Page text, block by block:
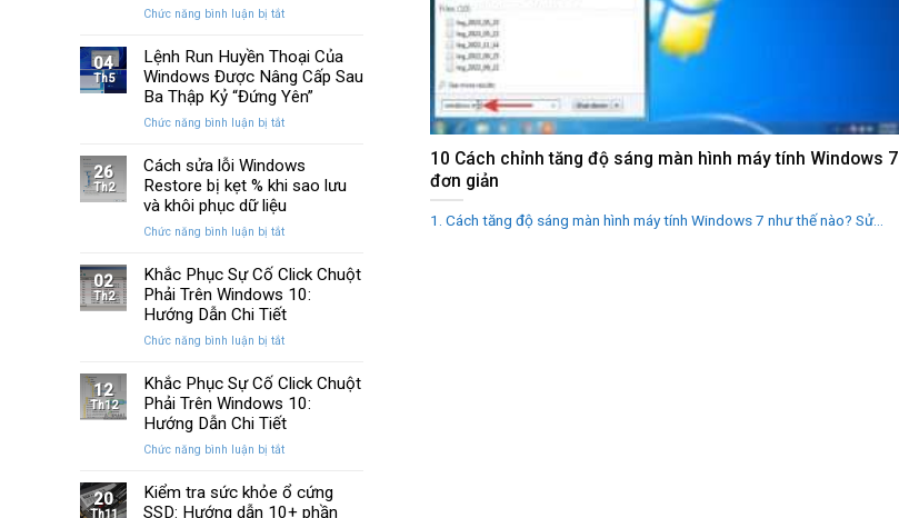
Chức năng bình luận bị tắtở
dẫn
cập
nhật
card
họa
trên
Windows
và
04
Th5
Lệnh Run Huyền Thoại Của
Windows Được Nâng Cấp Sau
Ba Thập Kỷ “Đứng Yên”
Chức năng bình luận bị tắtở
Run
Huyền
Windows
Nâng
Cấp
Sau
Thập
“Đứng
Yên”
26
Th2
Cách sửa lỗi Windows
Restore bị kẹt % khi sao lưu
và khôi phục dữ liệu
Chức năng bình luận bị tắtở
sửa
lỗi
Windows
bị
%
khi
sao
và
phục
dữ
02
Th2
Khắc Phục Sự Cố Click Chuột
Phải Trên Windows 10:
Hướng Dẫn Chi Tiết
Chức năng bình luận bị tắtở
Phục
Sự
Cố
Chuột
Trên
Windows
12
Th12
Khắc Phục Sự Cố Click Chuột
Phải Trên Windows 10:
Hướng Dẫn Chi Tiết
Chức năng bình luận bị tắtở
Phục
Sự
20
Th11
Kiểm tra sức khỏe ổ cứng
SSD: Hướng dẫn 10+ phần
10 Cách chỉnh tăng độ sáng màn hình máy tính Windows 7
đơn giản
1. Cách tăng độ sáng màn hình máy tính Windows 7 như thế nào? Sử...